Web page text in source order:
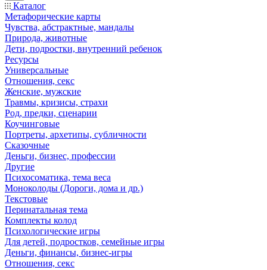
Каталог
Mетафорические карты
Чувства, абстрактные, мандалы
Природа, животные
Дети, подростки, внутренний ребенок
Ресурсы
Универсальные
Отношения, секс
Женские, мужские
Травмы, кризисы, страхи
Род, предки, сценарии
Коучинговые
Портреты, архетипы, субличности
Сказочные
Деньги, бизнес, профессии
Другие
Психосоматика, тема веса
Моноколоды (Дороги, дома и др.)
Текстовые
Перинатальная тема
Комплекты колод
Психологические игры
Для детей, подростков, семейные игры
Деньги, финансы, бизнес-игры
Отношения, секс